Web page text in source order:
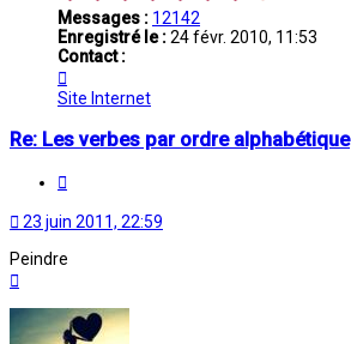
Messages : 12142
Enregistré le :24 févr. 2010, 11:53
Contact :
Melina
Site Internet
Re: Les verbes par ordre alphabétique
23 juin 2011, 22:59
Peindre